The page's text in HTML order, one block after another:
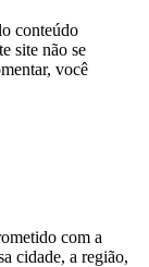
conteúdo
site não se
você
com a
cidade, a região,